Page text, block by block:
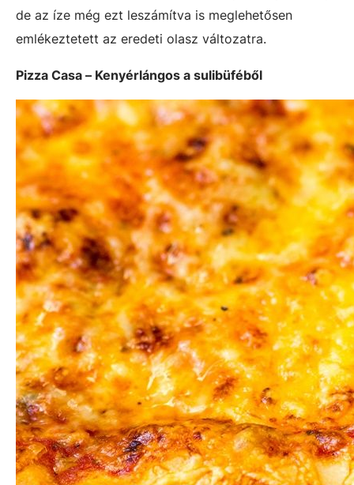
de az íze még ezt leszámítva is meglehetősen
emlékeztetett az eredeti olasz változatra.
Pizza Casa – Kenyérlángos a sulibüféből